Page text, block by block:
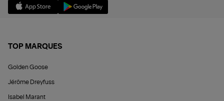
TOP MARQUES
Golden Goose
Jérôme Dreyfuss
Isabel Marant